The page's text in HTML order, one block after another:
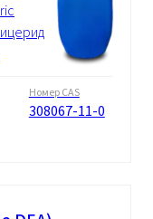
Номер CAS
308067-11-0